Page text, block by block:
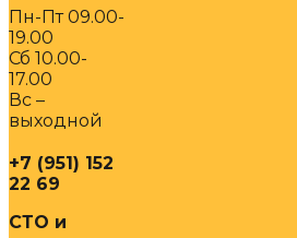
Пн-Пт 09.00-
19.00
Сб 10.00-
17.00
Вс –
выходной
+7 (951) 152
22 69
СТО и